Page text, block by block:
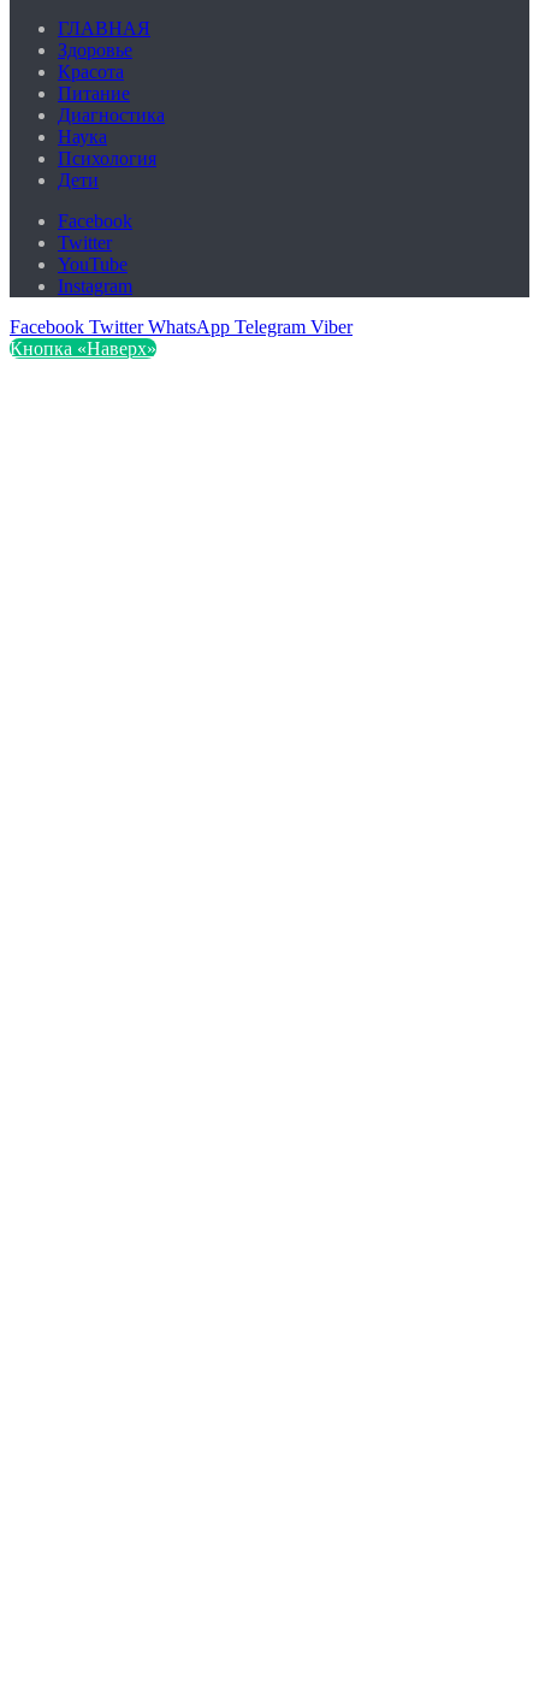
ГЛАВНАЯ
Здоровье
Красота
Питание
Диагностика
Наука
Психология
Дети
Facebook
Twitter
YouTube
Instagram
Facebook Twitter WhatsApp Telegram Viber
Кнопка «Наверх»